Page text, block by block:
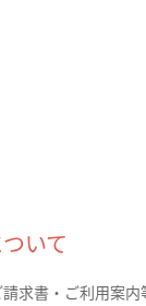
いて
求書・ご利用案内